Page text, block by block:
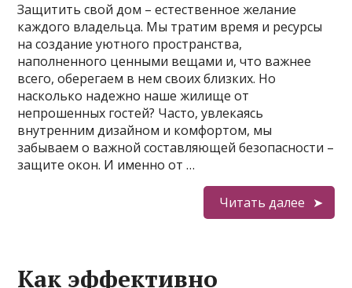
Защитить свой дом – естественное желание
каждого владельца. Мы тратим время и ресурсы
на создание уютного пространства,
наполненного ценными вещами и, что важнее
всего, оберегаем в нем своих близких. Но
насколько надежно наше жилище от
непрошенных гостей? Часто, увлекаясь
внутренним дизайном и комфортом, мы
забываем о важной составляющей безопасности –
защите окон. И именно от …
Читать далее
Как эффективно